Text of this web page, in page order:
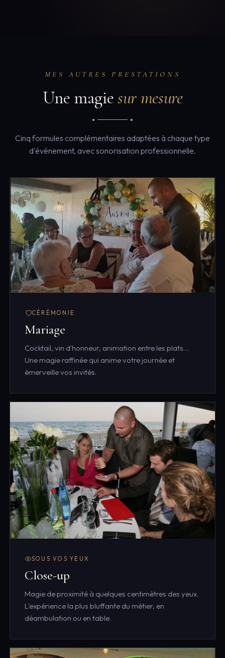
MES AUTRES PRESTATIONS
Une magiesur mesure
Cinq formules complémentaires adaptées à chaque type
d'événement, avec sonorisation professionnelle.
CÉRÉMONIE
Mariage
Cocktail, vin d'honneur, animation entre les plats…
Une magie raffinée qui anime votre journée et
émerveille vos invités.
SOUS VOS YEUX
Close-up
Magie de proximité à quelques centimètres des yeux.
L'expérience la plus bluffante du métier, en
déambulation ou en table.